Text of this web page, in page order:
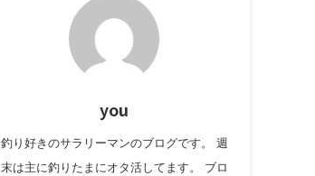
you
釣り好きのサラリーマンのブログです。 週
末は主に釣りたまにオタ活してます。 ブロ